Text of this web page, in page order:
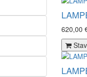
620,00